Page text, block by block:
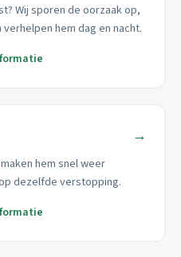
Wij sporen de oorzaak op,
hem dag en nacht.
→
hem snel weer
dezelfde verstopping.